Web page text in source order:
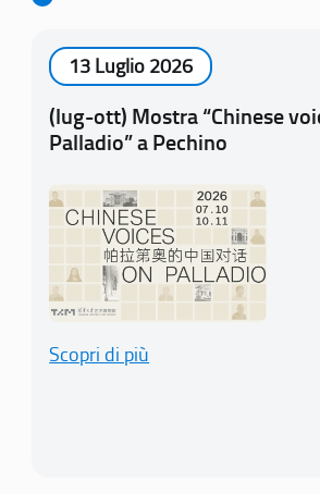
13 Luglio 2026
(lug-ott) Mostra “Chinese
Palladio” a Pechino
Scopri di più